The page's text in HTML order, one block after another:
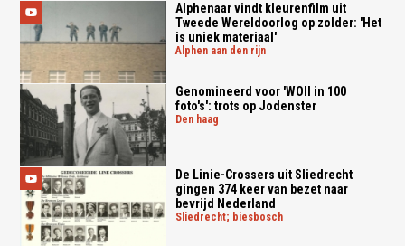
Alphenaar vindt kleurenfilm uit
Tweede Wereldoorlog op zolder: 'Het
is uniek materiaal'
alphen aan den rijn
Genomineerd voor 'WOII in 100
foto's': trots op Jodenster
den haag
De Linie-Crossers uit Sliedrecht
gingen 374 keer van bezet naar
bevrijd Nederland
sliedrecht; biesbosch